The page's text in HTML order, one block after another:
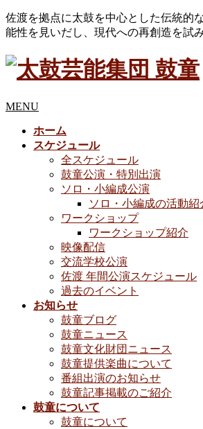
佐渡を拠点に太鼓を中心とした伝統的
能性を見いだし、現代への再創造を試
MENU
ホーム
スケジュール
全スケジュール
鼓童公演・特別出演
ソロ・小編成公演
ソロ・小編成の活動紹
ワークショップ
ワークショップ紹介
映像配信
交流学校公演
佐渡 年間公演スケジュール
過去のイベント
お知らせ
鼓童ブログ
鼓童ニュース
鼓童文化財団ニュース
鼓童提供楽曲について
番組出演のお知らせ
鼓童記事掲載のご紹介
鼓童について
鼓童について